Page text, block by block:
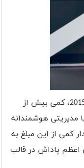
پاداش دریافتی ساندار پیچای در سال 2015، کمی بیش از
میلیون دلار بود و او در سال 2016 با مدیریتی هوشمندانه
کمی از این مبلغ به
پاداش در قالب